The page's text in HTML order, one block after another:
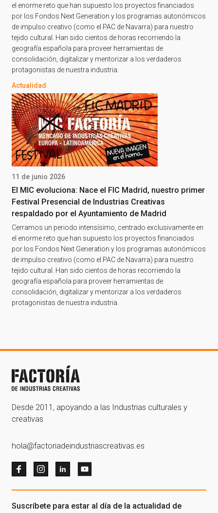
el enorme reto que han supuesto los proyectos financiados
por los Fondos Next Generation y los programas autonómicos
de impulso creativo (como el PAC de Navarra) para nuestro
tejido cultural. Han sido cientos de horas recorriendo la
geografía española para proveer herramientas de
consolidación, digitalizar y mentorizar a los verdaderos
protagonistas de nuestra industria.
Actualidad
11 de junio 2026
El MIC evoluciona: Nace el FIC Madrid, nuestro primer
Festival Presencial de Industrias Creativas
respaldado por el Ayuntamiento de Madrid
Cerramos un periodo intensísimo, centrado exclusivamente en
el enorme reto que han supuesto los proyectos financiados
por los Fondos Next Generation y los programas autonómicos
de impulso creativo (como el PAC de Navarra) para nuestro
tejido cultural. Han sido cientos de horas recorriendo la
geografía española para proveer herramientas de
consolidación, digitalizar y mentorizar a los verdaderos
protagonistas de nuestra industria.
Desde 2011, apoyando a las Industrias culturales y
creativas
hola@factoriadeindustriascreativas.es
Suscríbete para estar al día de la actualidad de